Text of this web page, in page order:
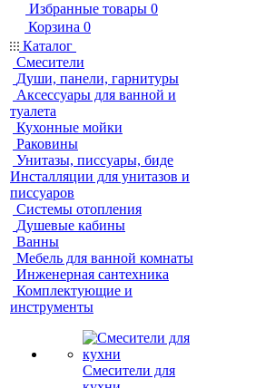
Избранные товары 0
Корзина 0
Каталог
Смесители
Души, панели, гарнитуры
Аксессуары для ванной и
туалета
Кухонные мойки
Раковины
Унитазы, писсуары, биде
Инсталляции для унитазов и
писсуаров
Системы отопления
Душевые кабины
Ванны
Мебель для ванной комнаты
Инженерная сантехника
Комплектующие и
инструменты
Смесители для